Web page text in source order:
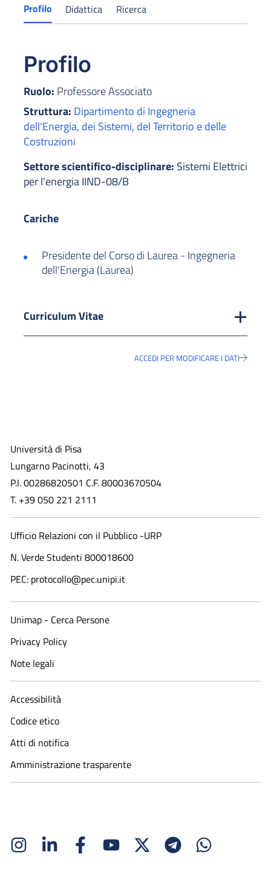
Profilo Didattica Ricerca
Profilo
Ruolo: Professore Associato
Struttura: Dipartimento di Ingegneria
dell'Energia, dei Sistemi, del Territorio e delle
Costruzioni
Settore scientifico-disciplinare: Sistemi Elettrici
per l'energia IIND-08/B
Cariche
Presidente del Corso di Laurea - Ingegneria
dell'Energia (Laurea)
Curriculum Vitae
ACCEDI PER MODIFICARE I DATI
Università di Pisa
Lungarno Pacinotti, 43
P.I. 00286820501 C.F. 80003670504
T. +39 050 221 2111
Ufficio Relazioni con il Pubblico -URP
N. Verde Studenti 800018600​
PEC: protocollo@pec.unipi.it
Unimap - Cerca Persone
Privacy Policy
Note legali
Accessibilità
Codice etico
Atti di notifica
Amministrazione trasparente